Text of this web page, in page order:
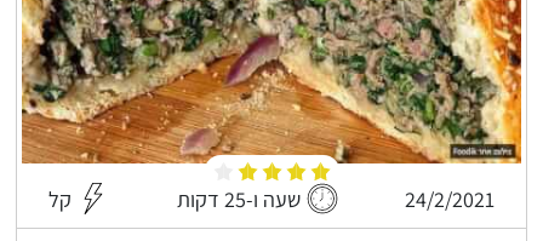
24/2/2021 שעה ו-25 דקות קל